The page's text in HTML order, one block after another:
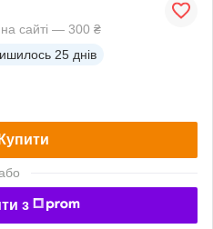
сайті — 300 ₴
25 днів
Купити
з